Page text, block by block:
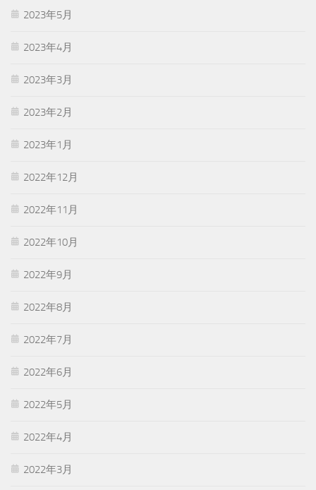
2023年5月
2023年4月
2023年3月
2023年2月
2023年1月
2022年12月
2022年11月
2022年10月
2022年9月
2022年8月
2022年7月
2022年6月
2022年5月
2022年4月
2022年3月